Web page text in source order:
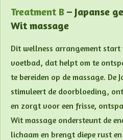
Treatment B – Japanse
Wit massage
Dit wellness arrangement
voetbad, dat helpt om te
te bereiden op de massage. De
stimuleert de doorbloeding,
en zorgt voor een frisse,
Wit massage ondersteunt de
lichaam en brengt diepe rust